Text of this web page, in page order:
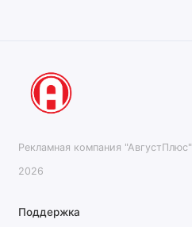
Рекламная компания "АвгустПлюс"
2026
Поддержка